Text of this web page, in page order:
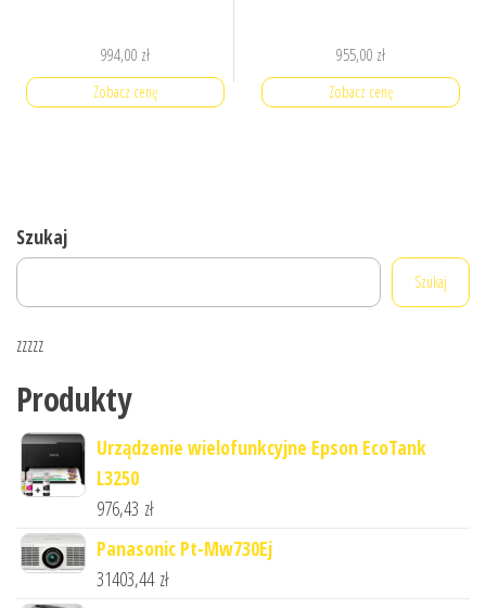
994,00 zł
Zobacz cenę
955,00 zł
Zobacz cenę
Szukaj
Szukaj
zzzzz
Produkty
Urządzenie wielofunkcyjne Epson EcoTank
L3250
976,43 zł
Panasonic Pt-Mw730Ej
31403,44 zł